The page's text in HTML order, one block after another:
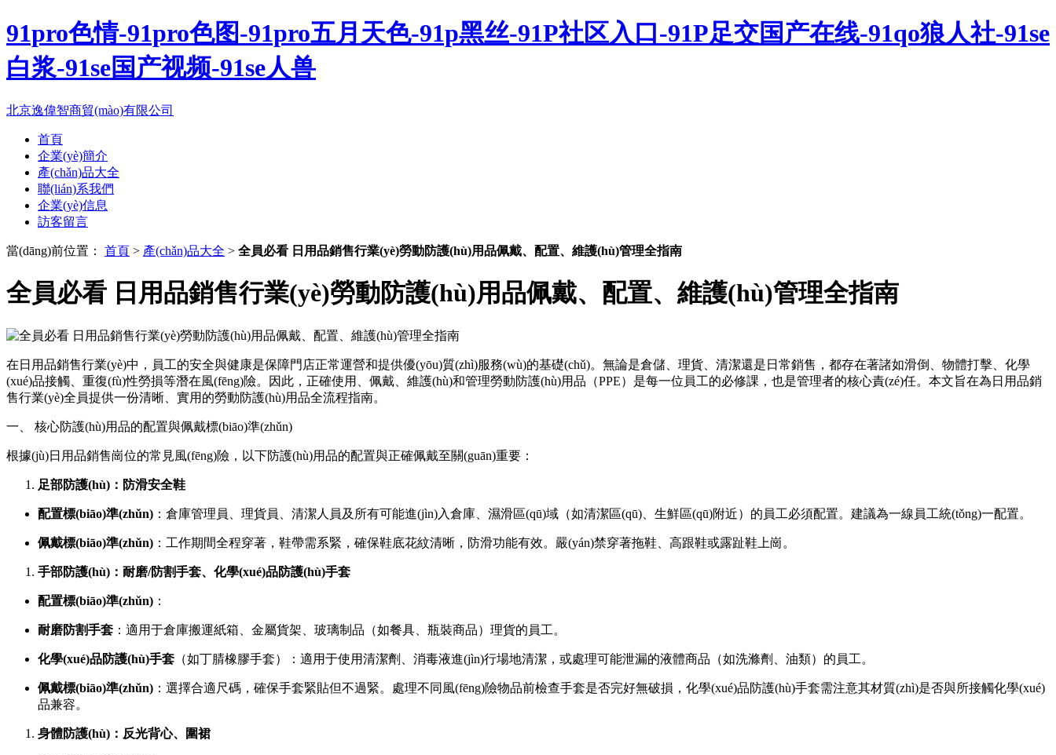
91pro色情-91pro色图-91pro五月天色-91p黑丝-91P社区入口-91P足交国产在线-91qo狼人社-91se
白浆-91se国产视频-91se人兽
北京逸偉智商貿(mào)有限公司
首頁
企業(yè)簡介
產(chǎn)品大全
聯(lián)系我們
企業(yè)信息
訪客留言
當(dāng)前位置： 首頁 > 產(chǎn)品大全 > 全員必看 日用品銷售行業(yè)勞動防護(hù)用品佩戴、配置、維護(hù)管理全指南
全員必看 日用品銷售行業(yè)勞動防護(hù)用品佩戴、配置、維護(hù)管理全指南
在日用品銷售行業(yè)中，員工的安全與健康是保障門店正常運營和提供優(yōu)質(zhì)服務(wù)的基礎(chǔ)。無論是倉儲、理貨、清潔還是日常銷售，都存在著諸如滑倒、物體打擊、化學
(xué)品接觸、重復(fù)性勞損等潛在風(fēng)險。因此，正確使用、佩戴、維護(hù)和管理勞動防護(hù)用品（PPE）是每一位員工的必修課，也是管理者的核心責(zé)任。本文旨在為日用品銷
售行業(yè)全員提供一份清晰、實用的勞動防護(hù)用品全流程指南。
一、 核心防護(hù)用品的配置與佩戴標(biāo)準(zhǔn)
根據(jù)日用品銷售崗位的常見風(fēng)險，以下防護(hù)用品的配置與正確佩戴至關(guān)重要：
足部防護(hù)：防滑安全鞋
配置標(biāo)準(zhǔn) ：倉庫管理員、理貨員、清潔人員及所有可能進(jìn)入倉庫、濕滑區(qū)域（如清潔區(qū)、生鮮區(qū)附近）的員工必須配置。建議為一線員工統(tǒng)一配置。
佩戴標(biāo)準(zhǔn) ：工作期間全程穿著，鞋帶需系緊，確保鞋底花紋清晰，防滑功能有效。嚴(yán)禁穿著拖鞋、高跟鞋或露趾鞋上崗。
手部防護(hù)：耐磨/防割手套、化學(xué)品防護(hù)手套
配置標(biāo)準(zhǔn) ：
耐磨防割手套 ：適用于倉庫搬運紙箱、金屬貨架、玻璃制品（如餐具、瓶裝商品）理貨的員工。
化學(xué)品防護(hù)手套 （如丁腈橡膠手套）：適用于使用清潔劑、消毒液進(jìn)行場地清潔，或處理可能泄漏的液體商品（如洗滌劑、油類）的員工。
佩戴標(biāo)準(zhǔn) ：選擇合適尺碼，確保手套緊貼但不過緊。處理不同風(fēng)險物品前檢查手套是否完好無破損，化學(xué)品防護(hù)手套需注意其材質(zhì)是否與所接觸化學(xué)
品兼容。
身體防護(hù)：反光背心、圍裙